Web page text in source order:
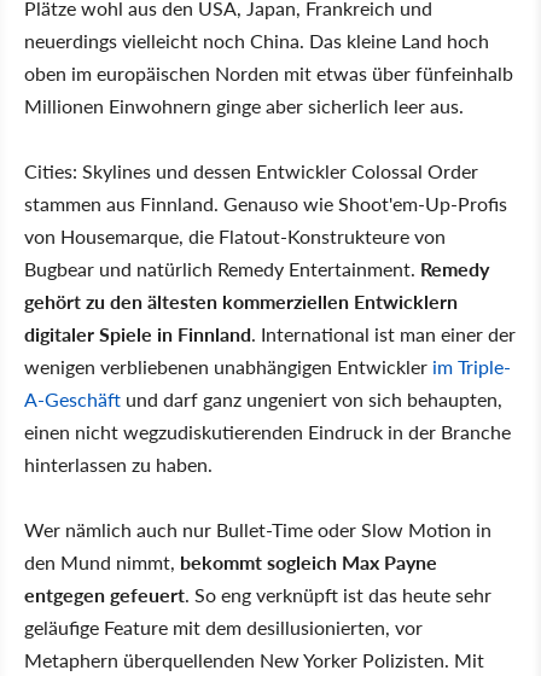
Plätze wohl aus den USA, Japan, Frankreich und
neuerdings vielleicht noch China. Das kleine Land hoch
oben im europäischen Norden mit etwas über fünfeinhalb
Millionen Einwohnern ginge aber sicherlich leer aus.
Cities: Skylines und dessen Entwickler Colossal Order
stammen aus Finnland. Genauso wie Shoot'em-Up-Profis
von Housemarque, die Flatout-Konstrukteure von
Bugbear und natürlich Remedy Entertainment. Remedy
gehört zu den ältesten kommerziellen Entwicklern
digitaler Spiele in Finnland. International ist man einer der
wenigen verbliebenen unabhängigen Entwickler im Triple-
A-Geschäft und darf ganz ungeniert von sich behaupten,
einen nicht wegzudiskutierenden Eindruck in der Branche
hinterlassen zu haben.
Wer nämlich auch nur Bullet-Time oder Slow Motion in
den Mund nimmt, bekommt sogleich Max Payne
entgegen gefeuert. So eng verknüpft ist das heute sehr
geläufige Feature mit dem desillusionierten, vor
Metaphern überquellenden New Yorker Polizisten. Mit